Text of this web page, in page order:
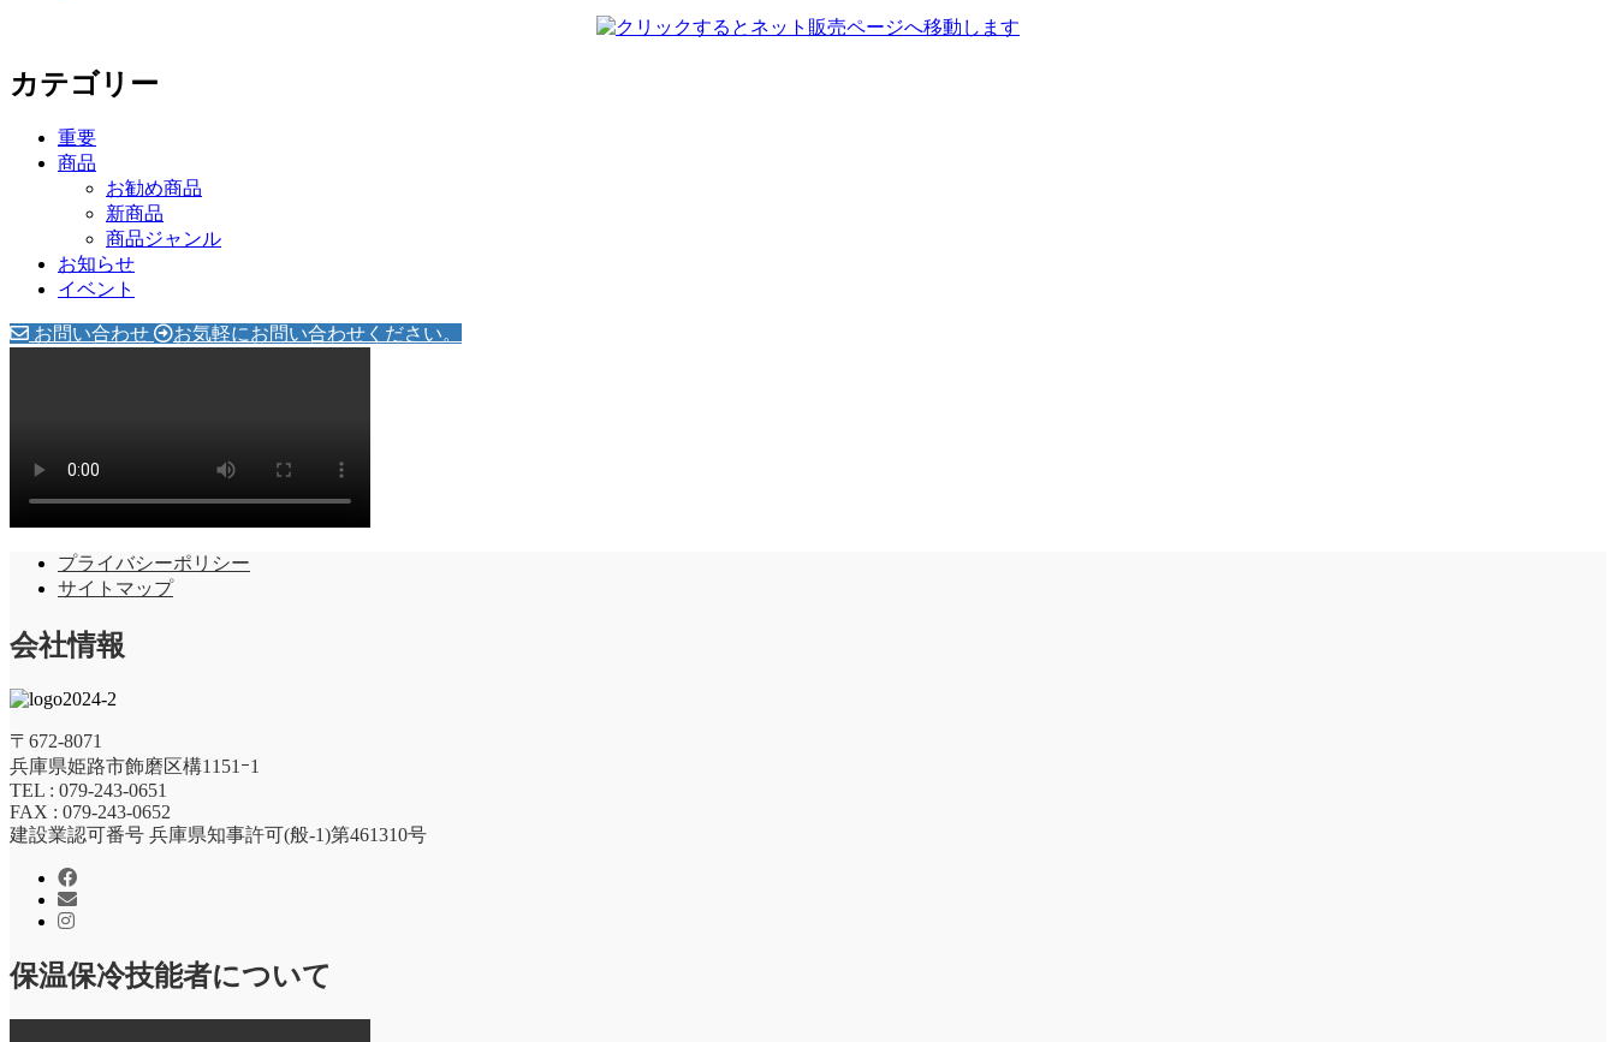
ビ
ゲ
カテゴリー
重要
商品
お勧め商品
新商品
商品ジャンル
お知らせ
イベント
お問い合わせ お気軽にお問い合わせください。
プライバシーポリシー
サイトマップ
会社情報
〒672-8071
兵庫県姫路市飾磨区構1151ｰ1
TEL : 079-243-0651
FAX : 079-243-0652
建設業認可番号 兵庫県知事許可(般-1)第461310号
保温保冷技能者について